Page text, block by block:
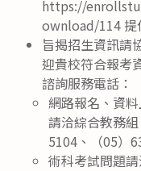
https://
ownload/114 提
旨揭招生資訊請
迎貴校符合報考
諮詢服務電話：
網路報名、資
請洽綜合教務
5104、（05）
術科考試問題